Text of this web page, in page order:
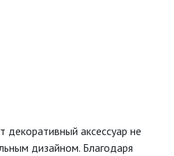
декоративный аксессуар не
дизайном. Благодаря